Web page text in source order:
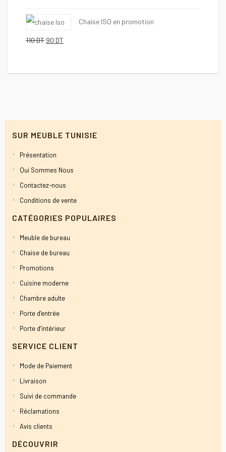
initial
actuel
Chaise ISO en promotion
110DT Le
90 DT
SUR MEUBLE TUNISIE
Présentation
Qui Sommes Nous
Contactez-nous
Conditions de vente
CATÉGORIES POPULAIRES
Meuble de bureau
Chaise de bureau
Promotions
Cuisine moderne
Chambre adulte
Porte d’entrée
Porte d’intérieur
SERVICE CLIENT
Mode de Paiement
Livraison
Suivi de commande
Réclamations
Avis clients
DÉCOUVRIR